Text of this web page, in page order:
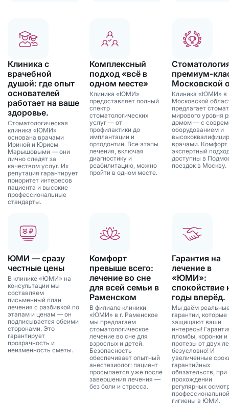
Клиника с
врачебной
душой: где опыт
основателей
работает на ваше
здоровье.
Стоматологическая
клиника «ЮМИ»
основана врачами
Ириной и Юрием
Марышовыми — они
лично следят за
качеством услуг. Их
репутация гарантирует
приоритет интересов
пациента и высокие
профессиональные
стандарты.
Комплексный
подход «всё в
одном месте»
Клиника «ЮМИ»
предоставляет полный
спектр
стоматологических
услуг — от
профилактики до
имплантации и
ортодонтии. Все этапы
лечения, включая
диагностику и
реабилитацию, можно
пройти в одном месте.
Московской
Клиника «ЮМИ» в
Московской
предлагает
мирового уровня
домом — с
оборудованием и
врачами. Комфорт
экспертный
доступны в
поездок в Москву.
ЮМИ — сразу
честные цены
В клинике «ЮМИ» на
консультации мы
составляем
письменный план
лечения с разбивкой по
этапам и ценам — он
подписывается обеими
сторонами. Это
гарантирует
прозрачность и
неизменность сметы.
Комфорт
превыше всего:
лечение во сне
для всей семьи в
Раменском
В филиале клиники
«ЮМИ» в г. Раменское
мы предлагаем
стоматологическое
лечение во сне для
взрослых и детей.
Безопасность
обеспечивает опытный
анестезиолог: пациент
просыпается уже после
завершения лечения —
без боли и стресса.
Гарантия на
лечение в
«ЮМИ»:
спокойствие
годы вперёд.
Мы даём
гарантии, которые
защищают ваши
интересы!
пломбы, коронки и
протезы от двух
безусловно! И
увеличенные
гарантийных
обязательств, при
прохождении
регулярных
профессиональной
гигиены в ЮМИ.